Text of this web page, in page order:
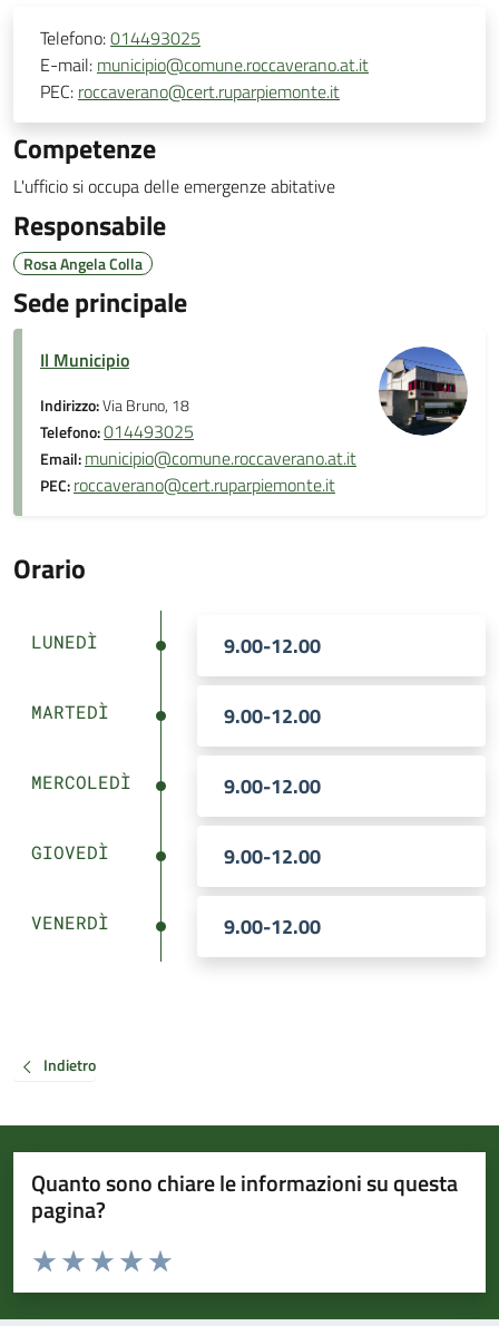
Telefono:014493025
E-mail: municipio@comune.roccaverano.at.it
PEC: roccaverano@cert.ruparpiemonte.it
Competenze
L'ufficio si occupa delle emergenze abitative
Responsabile
Rosa Angela Colla
Sede principale
Il Municipio
Indirizzo:Via Bruno, 18
Telefono:014493025
Email:municipio@comune.roccaverano.at.it
PEC:roccaverano@cert.ruparpiemonte.it
Orario
LUNEDÌ 9.00-12.00
MARTEDÌ 9.00-12.00
MERCOLEDÌ 9.00-12.00
GIOVEDÌ 9.00-12.00
VENERDÌ 9.00-12.00
Indietro
Quanto sono chiare le informazioni su questa
pagina?
Valuta da 1 a 5 stelle la pagina
Valuta 5 stelle su 5
Valuta 4 stelle su 5
Valuta 3 stelle su 5
Valuta 2 stelle su 5
Valuta 1 stelle su 5